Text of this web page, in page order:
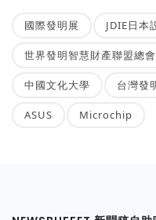
國際發明展 JDIE日本
世界發明智慧財產聯盟總會
中國文化大學 台灣發
ASUS Microchip